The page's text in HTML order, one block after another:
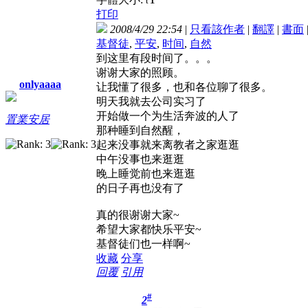
onlyaaaa
置業安居
打印
2008/4/29 22:54 | 只看該作者 | 翻譯 | 書面 |
基督徒, 平安, 时间, 自然
到这里有段时间了。。。
谢谢大家的照顾。
让我懂了很多，也和各位聊了很多。
明天我就去公司实习了
开始做一个为生活奔波的人了
那种睡到自然醒，
起来没事就来离教者之家逛逛
中午没事也来逛逛
晚上睡觉前也来逛逛
的日子再也没有了
真的很谢谢大家~
希望大家都快乐平安~
基督徒们也一样啊~
收藏 分享
回覆 引用
2#